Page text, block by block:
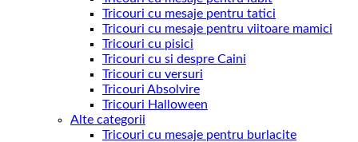
Tricouri cu mesaje pentru tatici
Tricouri cu mesaje pentru viitoare mamici
Tricouri cu pisici
Tricouri cu si despre Caini
Tricouri cu versuri
Tricouri Absolvire
Tricouri Halloween
Alte categorii
Tricouri cu mesaje pentru burlacite